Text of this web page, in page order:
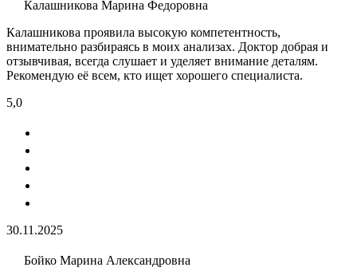
Калашникова Марина Федоровна
Калашникова проявила высокую компетентность,
внимательно разбираясь в моих анализах. Доктор добрая и
отзывчивая, всегда слушает и уделяет внимание деталям.
Рекомендую её всем, кто ищет хорошего специалиста.
5,0
30.11.2025
Бойко Марина Александровна